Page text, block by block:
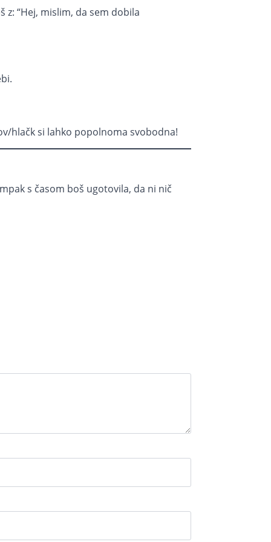
z: “Hej, mislim, da sem dobila
hlačk si lahko popolnoma svobodna!
s časom boš ugotovila, da ni nič